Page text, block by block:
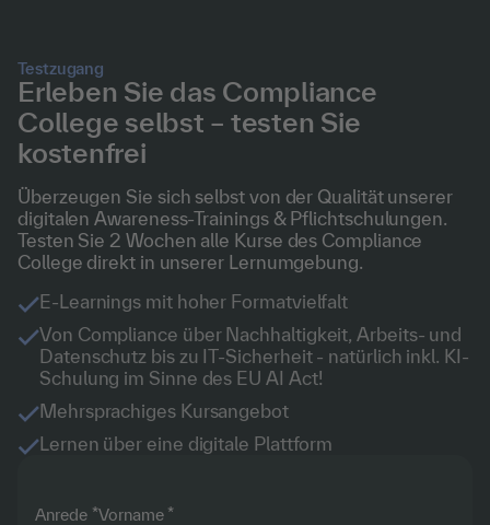
Testzugang
Erleben Sie das Compliance
College selbst – testen Sie
kostenfrei
Überzeugen Sie sich selbst von der Qualität unserer
digitalen Awareness-Trainings & Pflichtschulungen.
Testen Sie 2 Wochen alle Kurse des Compliance
College direkt in unserer Lernumgebung.
E-Learnings mit hoher Formatvielfalt
Von Compliance über Nachhaltigkeit, Arbeits- und
Datenschutz bis zu IT-Sicherheit - natürlich inkl. KI-
Schulung im Sinne des EU AI Act!
Mehrsprachiges Kursangebot
Lernen über eine digitale Plattform
Anrede Vorname